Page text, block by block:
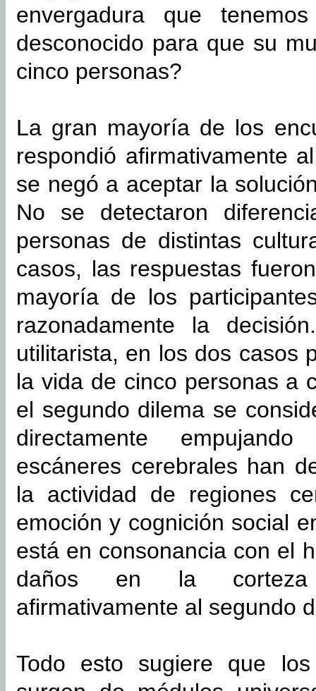
envergadura que
desconocido para que su
cinco personas?
La gran mayoría de los
respondió afirmativamente
se negó a aceptar la
No se detectaron
personas de distintas
casos, las respuestas
mayoría de los
razonadamente la
utilitarista, en los dos casos
la vida de cinco personas a
el segundo dilema se
directamente
escáneres cerebrales han
la actividad de regiones
emoción y cognición social
está en consonancia con el
daños en la corteza
afirmativamente al segundo
Todo esto sugiere que